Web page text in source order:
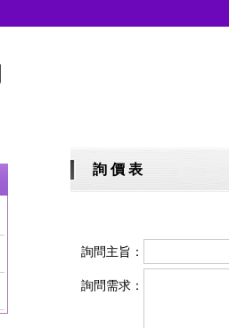
詢 價 表
詢問主旨：
詢問需求：